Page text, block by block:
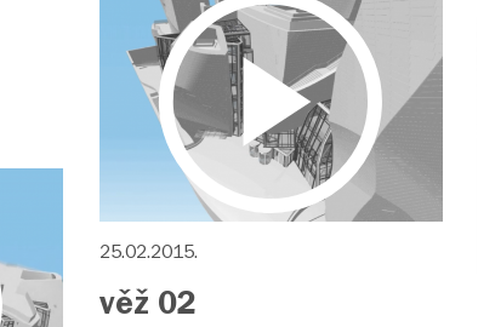
25.02.2015.
věž 02